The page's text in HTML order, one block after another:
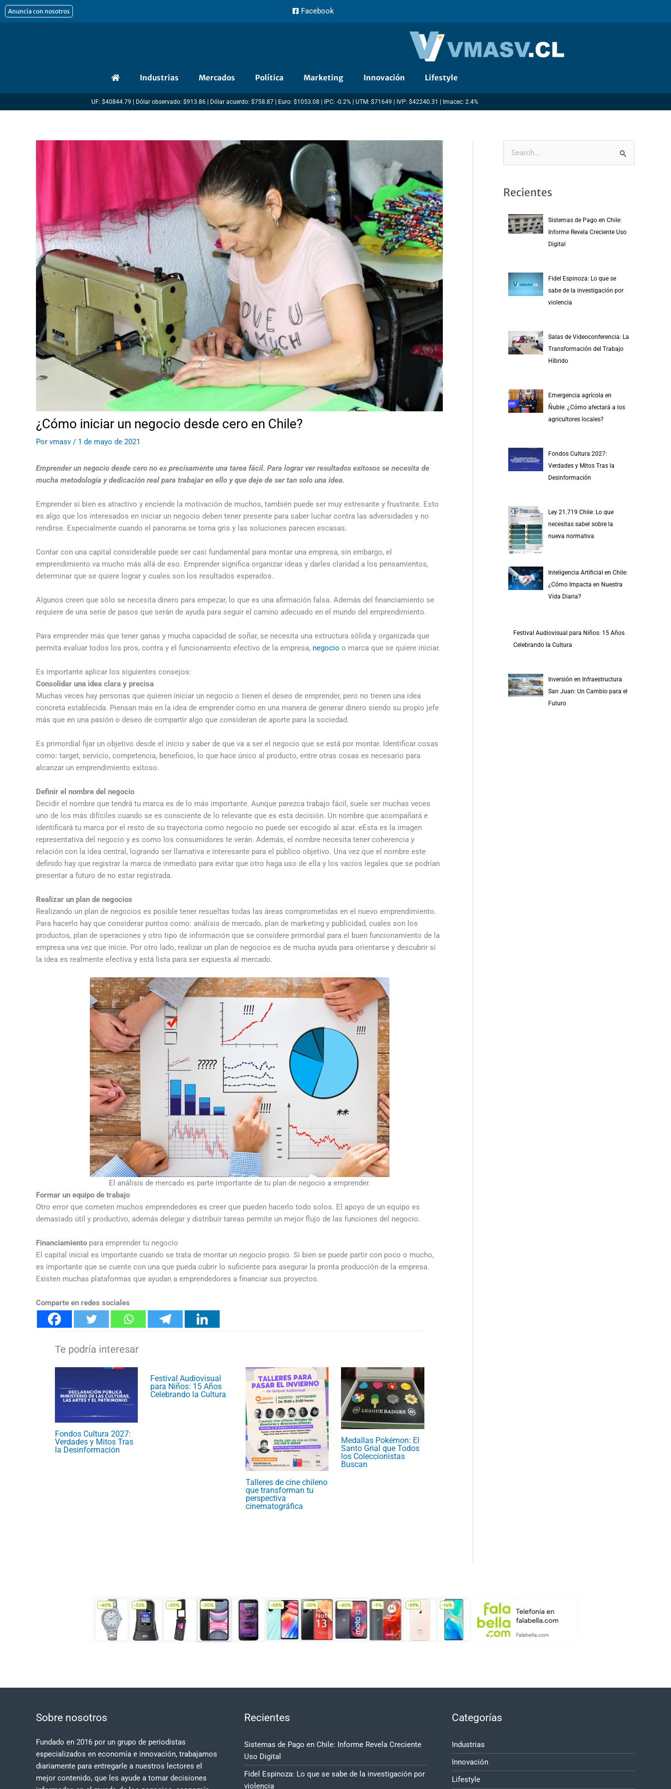
al
Anuncia con nosotros Facebook
Industrias Mercados Política Marketing Innovación Lifestyle
UF: $40844.79 | Dólar observado: $913.86 | Dólar acuerdo: $758.87 | Euro: $1053.08 | IPC: -0.2% | UTM: $71649 | IVP: $42240.31 | Imacec: 2.4%
¿Cómo iniciar un negocio desde cero en Chile?
Por vmasv / 1 de mayo de 2021
Emprender un negocio desde cero no es precisamente una tarea fácil. Para lograr ver resultados exitosos se necesita de
mucha metodología y dedicación real para trabajar en ello y que deje de ser tan solo una idea.
Emprender si bien es atractivo y enciende la motivación de muchos, también puede ser muy estresante y frustrante. Esto
es algo que los interesados en iniciar un negocio deben tener presente para saber luchar contra las adversidades y no
rendirse. Especialmente cuando el panorama se torna gris y las soluciones parecen escasas.
Contar con una capital considerable puede ser casi fundamental para montar una empresa, sin embargo, el
emprendimiento va mucho más allá de eso. Emprender significa organizar ideas y darles claridad a los pensamientos,
determinar que se quiere lograr y cuales son los resultados esperados.
Algunos creen que sólo se necesita dinero para empezar, lo que es una afirmación falsa. Además del financiamiento se
requiere de una serie de pasos que serán de ayuda para seguir el camino adecuado en el mundo del emprendimiento.
Para emprender más que tener ganas y mucha capacidad de soñar, se necesita una estructura sólida y organizada que
permita evaluar todos los pros, contra y el funcionamiento efectivo de la empresa, negocio o marca que se quiere iniciar.
Es importante aplicar los siguientes consejos:
Consolidar una idea clara y precisa
Muchas veces hay personas que quieren iniciar un negocio o tienen el deseo de emprender, pero no tienen una idea
concreta establecida. Piensan más en la idea de emprender como en una manera de generar dinero siendo su propio jefe
más que en una pasión o deseo de compartir algo que consideran de aporte para la sociedad.
Es primordial fijar un objetivo desde el inicio y saber de que va a ser el negocio que se está por montar. Identificar cosas
como: target, servicio, competencia, beneficios, lo que hace único al producto, entre otras cosas es necesario para
alcanzar un emprendimiento exitoso.
Definir el nombre del negocio
Decidir el nombre que tendrá tu marca es de lo más importante. Aunque parezca trabajo fácil, suele ser muchas veces
uno de los más difíciles cuando se es consciente de lo relevante que es esta decisión. Un nombre que acompañará e
identificará tu marca por el resto de su trayectoria como negocio no puede ser escogido al azar. eEsta es la imagen
representativa del negocio y es como los consumidores te verán. Además, el nombre necesita tener coherencia y
relación con la idea central, logrando ser llamativa e interesante para el público objetivo. Una vez que el nombre este
definido hay que registrar la marca de inmediato para evitar que otro haga uso de ella y los vacíos legales que se podrían
presentar a futuro de no estar registrada.
Realizar un plan de negocios
Realizando un plan de negocios es posible tener resueltas todas las áreas comprometidas en el nuevo emprendimiento.
Para hacerlo hay que considerar puntos como: análisis de mercado, plan de marketing y publicidad, cuales son los
productos, plan de operaciones y otro tipo de información que se considere primordial para el buen funcionamiento de la
empresa una vez que inicie. Por otro lado, realizar un plan de negocios es de mucha ayuda para orientarse y descubrir si
la idea es realmente efectiva y está lista para ser expuesta al mercado.
El análisis de mercado es parte importante de tu plan de negocio a emprender.
Formar un equipo de trabajo
Otro error que cometen muchos emprendedores es creer que pueden hacerlo todo solos. El apoyo de un equipo es
demasiado útil y productivo, además delegar y distribuir tareas permite un mejor flujo de las funciones del negocio.
Financiamiento para emprender tu negocio
El capital inicial es importante cuando se trata de montar un negocio propio. Si bien se puede partir con poco o mucho,
es importante que se cuente con una que pueda cubrir lo suficiente para asegurar la pronta producción de la empresa.
Existen muchas plataformas que ayudan a emprendedores a financiar sus proyectos.
Comparte en redes sociales
Fondos Cultura 2027:
Verdades y Mitos Tras
la Desinformación
Festival Audiovisual
para Niños: 15 Años
Celebrando la Cultura
Talleres de cine chileno
que transforman tu
perspectiva
cinematográfica
Medallas Pokémon: El
Santo Grial que Todos
los Coleccionistas
Buscan
Recientes
Sistemas de Pago en Chile:
Informe Revela Creciente Uso
Digital
Fidel Espinoza: Lo que se
sabe de la investigación por
violencia
Salas de Videoconferencia: La
Transformación del Trabajo
Híbrido
Emergencia agrícola en
Ñuble: ¿Cómo afectará a los
agricultores locales?
Fondos Cultura 2027:
Verdades y Mitos Tras la
Desinformación
Ley 21.719 Chile: Lo que
necesitas saber sobre la
nueva normativa
Inteligencia Artificial en Chile:
¿Cómo Impacta en Nuestra
Vida Diaria?
Festival Audiovisual para Niños: 15 Años
Celebrando la Cultura
Inversión en Infraestructura
San Juan: Un Cambio para el
Futuro
Sobre nosotros
Fundado en 2016 por un grupo de periodistas
especializados en economía e innovación, trabajamos
diariamente para entregarle a nuestros lectores el
mejor contenido, que les ayude a tomar decisiones
Recientes
Sistemas de Pago en Chile: Informe Revela Creciente
Uso Digital
Fidel Espinoza: Lo que se sabe de la investigación por
violencia
Categorías
Industrias
Innovación
Lifestyle